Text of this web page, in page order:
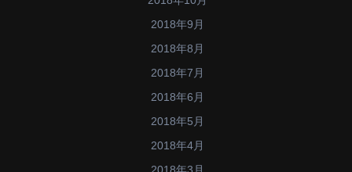
2018年9月
2018年8月
2018年7月
2018年6月
2018年5月
2018年4月